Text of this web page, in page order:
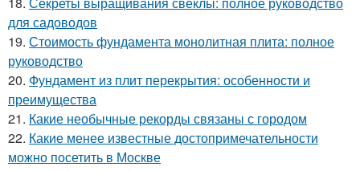
для садоводов
19. Стоимость фундамента монолитная плита: полное
руководство
20. Фундамент из плит перекрытия: особенности и
преимущества
21. Какие необычные рекорды связаны с городом
22. Какие менее известные достопримечательности
можно посетить в Москве